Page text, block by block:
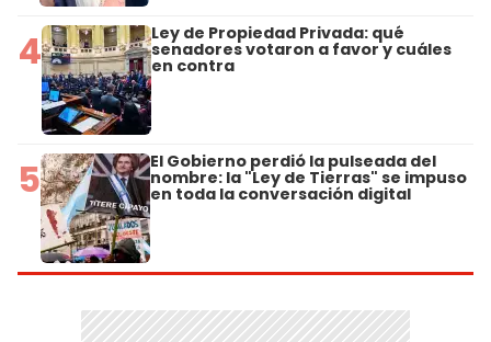
4 Ley de Propiedad Privada: qué
senadores votaron a favor y cuáles
en contra
5 El Gobierno perdió la pulseada del
nombre: la "Ley de Tierras" se impuso
en toda la conversación digital